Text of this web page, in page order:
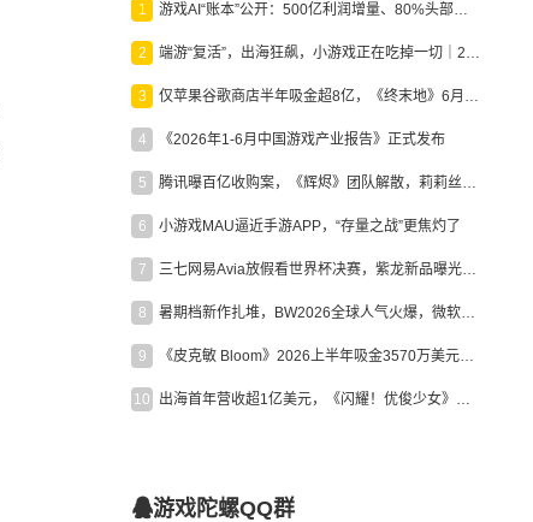
1 游戏AI“账本”公开：500亿利润增量、80%头部入局，谁在闷声发财？
2 端游“复活”，出海狂飙，小游戏正在吃掉一切｜2026上半年产业报告
3 仅苹果谷歌商店半年吸金超8亿，《终末地》6月份收入显著回暖
4 《2026年1-6月中国游戏产业报告》正式发布
5 腾讯曝百亿收购案，《辉烬》团队解散，莉莉丝新作曝光｜陀螺周报
6 小游戏MAU逼近手游APP，“存量之战”更焦灼了
7 三七网易Avia放假看世界杯决赛，紫龙新品曝光，米哈游新作上线 | 陀螺周报
8 暑期档新作扎堆，BW2026全球人气火爆，微软XBOX大裁员|陀螺周报
9 《皮克敏 Bloom》2026上半年吸金3570万美元，中国台湾成最大市场
10 出海首年营收超1亿美元，《闪耀！优俊少女》美国市场占比达七成
游戏陀螺QQ群